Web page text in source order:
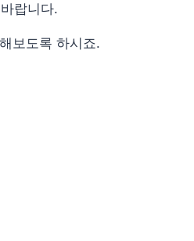
랍니다.
보도록 하시죠.